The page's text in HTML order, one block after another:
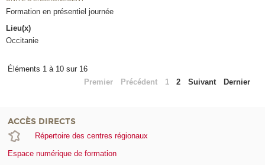
Formation en présentiel journée
Lieu(x)
Occitanie
Éléments 1 à 10 sur 16
Premier
Précédent 1 2 Suivant Dernier
ACCÈS DIRECTS
Répertoire des centres régionaux
Espace numérique de formation